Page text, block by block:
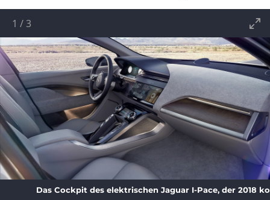
Das Cockpit des elektrischen Jaguar I-Pace, der 2018
1 /3